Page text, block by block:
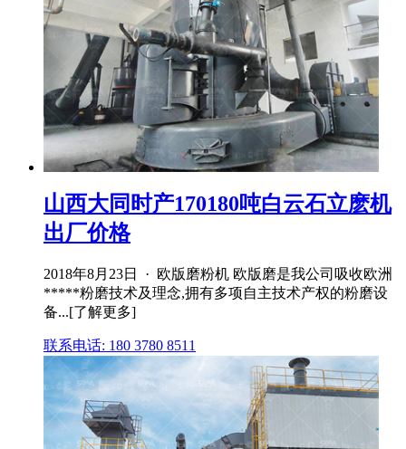
山西大同时产170180吨白云石立麽机
出厂价格
2018年8月23日 · 欧版磨粉机 欧版磨是我公司吸收欧洲
*****粉磨技术及理念,拥有多项自主技术产权的粉磨设
备...[了解更多]
联系电话: 180 3780 8511